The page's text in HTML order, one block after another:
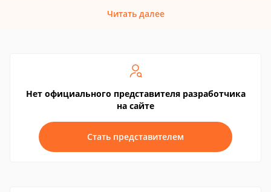
Читать далее
Нет официального представителя разработчика
на сайте
Стать представителем